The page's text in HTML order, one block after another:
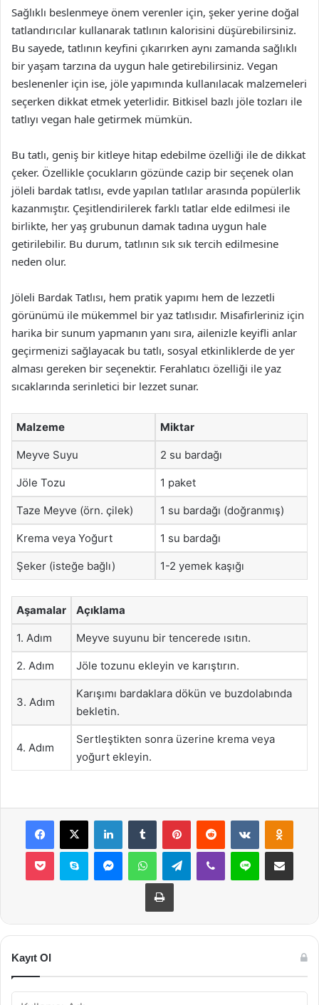
Sağlıklı beslenmeye önem verenler için, şeker yerine doğal
tatlandırıcılar kullanarak tatlının kalorisini düşürebilirsiniz.
Bu sayede, tatlının keyfini çıkarırken aynı zamanda sağlıklı
bir yaşam tarzına da uygun hale getirebilirsiniz. Vegan
beslenenler için ise, jöle yapımında kullanılacak malzemeleri
seçerken dikkat etmek yeterlidir. Bitkisel bazlı jöle tozları ile
tatlıyı vegan hale getirmek mümkün.
Bu tatlı, geniş bir kitleye hitap edebilme özelliği ile de dikkat
çeker. Özellikle çocukların gözünde cazip bir seçenek olan
jöleli bardak tatlısı, evde yapılan tatlılar arasında popülerlik
kazanmıştır. Çeşitlendirilerek farklı tatlar elde edilmesi ile
birlikte, her yaş grubunun damak tadına uygun hale
getirilebilir. Bu durum, tatlının sık sık tercih edilmesine
neden olur.
Jöleli Bardak Tatlısı, hem pratik yapımı hem de lezzetli
görünümü ile mükemmel bir yaz tatlısıdır. Misafirleriniz için
harika bir sunum yapmanın yanı sıra, ailenizle keyifli anlar
geçirmenizi sağlayacak bu tatlı, sosyal etkinliklerde de yer
alması gereken bir seçenektir. Ferahlatıcı özelliği ile yaz
sıcaklarında serinletici bir lezzet sunar.
Malzeme Miktar
Meyve Suyu 2 su bardağı
Jöle Tozu 1 paket
Taze Meyve (örn. çilek) 1 su bardağı (doğranmış)
Krema veya Yoğurt 1 su bardağı
Şeker (isteğe bağlı) 1-2 yemek kaşığı
Aşamalar Açıklama
1. Adım Meyve suyunu bir tencerede ısıtın.
2. Adım Jöle tozunu ekleyin ve karıştırın.
3. Adım
Karışımı bardaklara dökün ve buzdolabında
bekletin.
4. Adım
Sertleştikten sonra üzerine krema veya
yoğurt ekleyin.
Facebook
X LinkedInTumblr PinterestReddit VKontakte
Pocket Skype MessengerWhatsAppTelegramViber Line E-Posta ile
Yazdır
Kayıt Ol